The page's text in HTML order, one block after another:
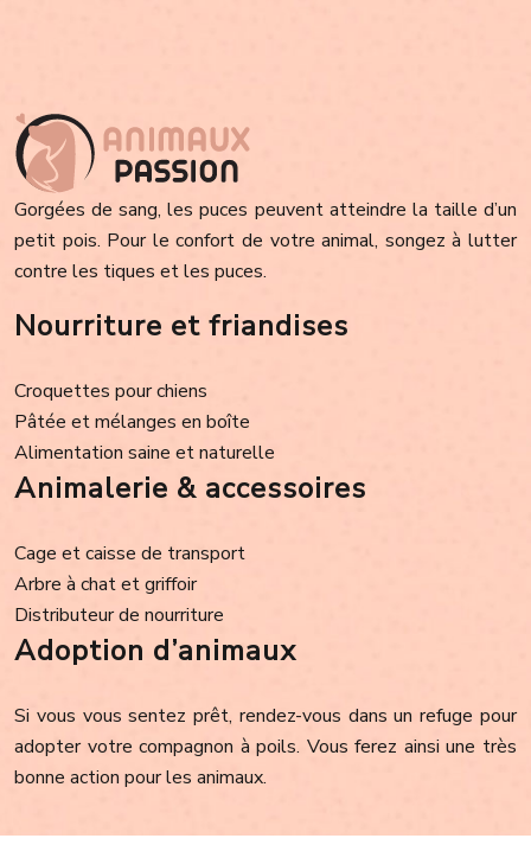
Gorgées de sang, les puces peuvent atteindre la taille d’un
petit pois. Pour le confort de votre animal, songez à lutter
contre les tiques et les puces.
Nourriture et friandises
Croquettes pour chiens
Pâtée et mélanges en boîte
Alimentation saine et naturelle
Animalerie & accessoires
Cage et caisse de transport
Arbre à chat et griffoir
Distributeur de nourriture
Adoption d’animaux
Si vous vous sentez prêt, rendez-vous dans un refuge pour
adopter votre compagnon à poils. Vous ferez ainsi une très
bonne action pour les animaux.